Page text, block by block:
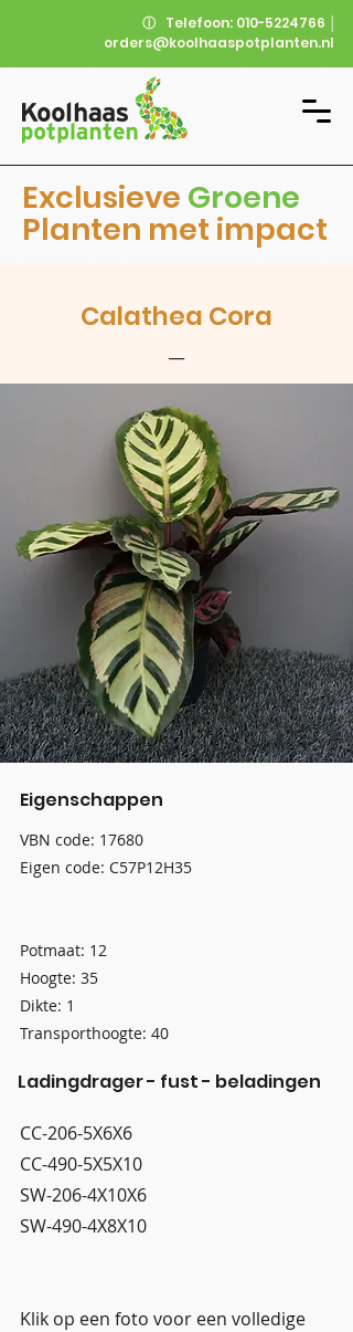
ⓘ Telefoon: 010-5224766
orders@koolhaaspotplanten.nl
Exclusieve Groene
Planten met impact
Calathea Cora
Eigenschappen
VBN code: 17680
Eigen code: C57P12H35
Potmaat: 12
Hoogte: 35
Dikte: 1
Transporthoogte: 40
Ladingdrager - fust - beladingen
CC-206-5X6X6
CC-490-5X5X10
SW-206-4X10X6
SW-490-4X8X10
Klik op een foto voor een volledige